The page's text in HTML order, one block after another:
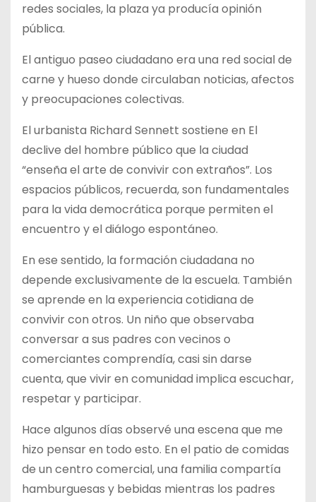
redes sociales, la plaza ya producía opinión
pública.
El antiguo paseo ciudadano era una red social de
carne y hueso donde circulaban noticias, afectos
y preocupaciones colectivas.
El urbanista Richard Sennett sostiene en El
declive del hombre público que la ciudad
“enseña el arte de convivir con extraños”. Los
espacios públicos, recuerda, son fundamentales
para la vida democrática porque permiten el
encuentro y el diálogo espontáneo.
En ese sentido, la formación ciudadana no
depende exclusivamente de la escuela. También
se aprende en la experiencia cotidiana de
convivir con otros. Un niño que observaba
conversar a sus padres con vecinos o
comerciantes comprendía, casi sin darse
cuenta, que vivir en comunidad implica escuchar,
respetar y participar.
Hace algunos días observé una escena que me
hizo pensar en todo esto. En el patio de comidas
de un centro comercial, una familia compartía
hamburguesas y bebidas mientras los padres